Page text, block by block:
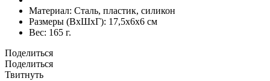
Материал: Сталь, пластик, силикон
Размеры (ВxШxГ): 17,5x6x6 см
Вес: 165 г.
Поделиться
Поделиться
Твитнуть